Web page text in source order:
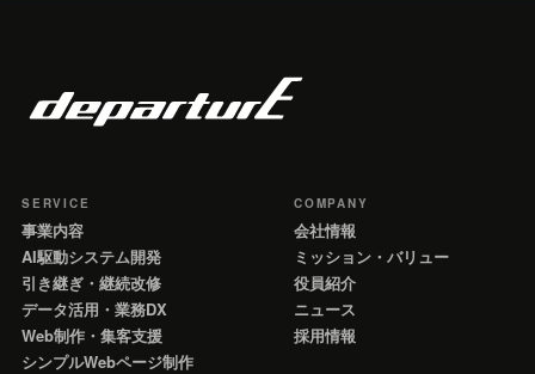
SERVICE
事業内容
AI駆動システム開発
引き継ぎ・継続改修
データ活用・業務DX
Web制作・集客支援
シンプルWebページ制作
COMPANY
会社情報
ミッション・バリュー
役員紹介
ニュース
採用情報